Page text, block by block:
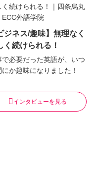
ジネス/趣味】無理なく
く続けられる！
で必要だった英語が、いつ
にか趣味になりました！
インタビューを見る